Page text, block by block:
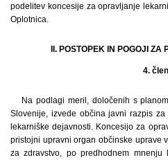
podelitev koncesije za opravljanje
Oplotnica.
II. POSTOPEK IN POGOJI ZA
4. člen
Na podlagi meril, določenih s
Slovenije, izvede občina javni razpis
lekarniške dejavnosti. Koncesijo za
pristojni upravni organ občinske uprave
za zdravstvo, po predhodnem